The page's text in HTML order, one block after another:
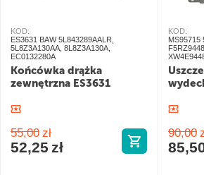
KOD:
ES3631 BAW 5L843289AALR,
5L8Z3A130AA, 8L8Z3A130A,
EC0132280A
Końcówka drążka
zewnętrzna ES3631
55,00 zł
52,25 zł
KOD:
MS95715
90,00